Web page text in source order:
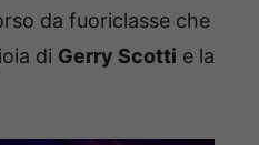
da fuoriclasse che
di Gerry Scotti e la